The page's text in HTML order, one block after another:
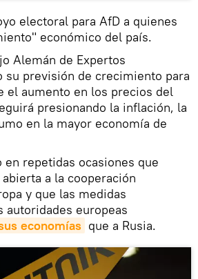
electoral para AfD a quienes
económico del país.
Alemán de Expertos
su previsión de crecimiento para
el aumento en los precios del
presionando la inflación, la
en la mayor economía de
en repetidas ocasiones que
a la cooperación
y que las medidas
autoridades europeas
economías que a Rusia.